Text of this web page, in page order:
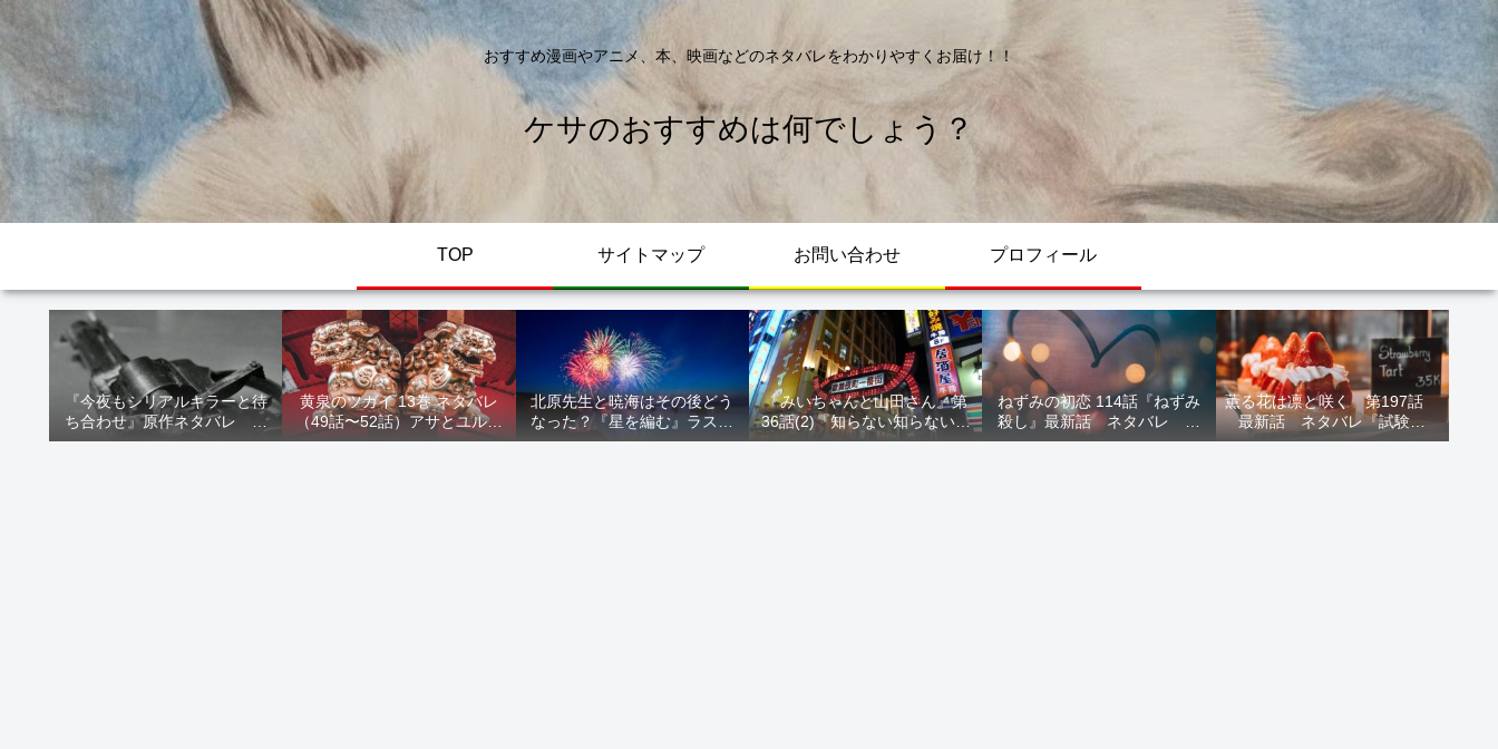
おすすめ漫画やアニメ、本、映画などのネタバレをわかりやすくお届け！！
ケサのおすすめは何でしょう？
TOP サイトマップ お問い合わせ プロフィール
『今夜もシリアルキラーと待
ち合わせ』原作ネタバレ 断
髪オブジェ殺人事件 犯人の
黄泉のツガイ 13巻 ネタバレ
（49話〜52話）アサとユルが
家出！西ノ村の真実とヒカル
北原先生と暁海はその後どう
なった？『星を編む』ラスト
をネタバレ解説
『みいちゃんと山田さん』第
36話(2)『知らない知らない知
らない』最新話 ネタバレ 犯
ねずみの初恋 114話『ねずみ
殺し』最新話 ネタバレ 水
鳥死亡 鯆を殺すか
薫る花は凛と咲く 第197話
最新話 ネタバレ『試験結
果』